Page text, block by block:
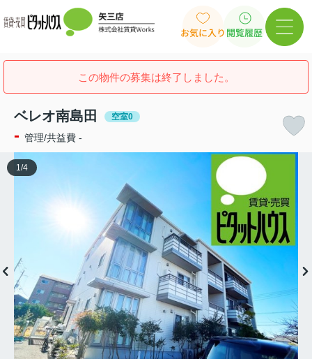
お気に入り 閲覧履歴
この物件の募集は終了しました。
ベレオ南島田 空室0
- 管理/共益費 -
1/4